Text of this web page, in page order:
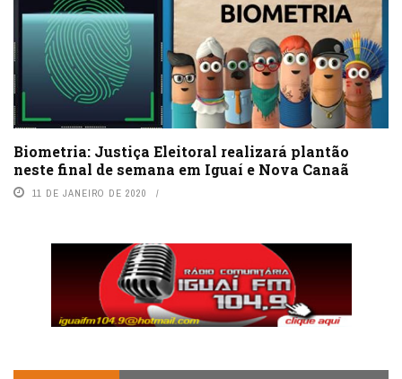
Biometria: Justiça Eleitoral realizará plantão
neste final de semana em Iguaí e Nova Canaã
11 DE JANEIRO DE 2020